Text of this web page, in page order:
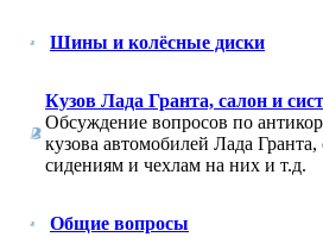
Шины и колёсные диски
Кузов Лада Гранта, салон и
Обсуждение вопросов по
кузова автомобилей Лада
сидениям и чехлам на них и т.д.
Общие вопросы